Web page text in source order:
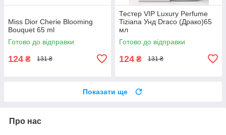
Miss Dior Cherie Blooming
Bouquet 65 ml
Готово до відправки
124 ₴ 131 ₴
Тестер VIP Luxury Perfume
Tiziana Унд Draco (Драко)65
мл
Готово до відправки
124 ₴ 131 ₴
Показати ще
Про нас